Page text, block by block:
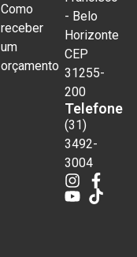
Como
receber
um
orçamento
- Belo
Horizonte
CEP
31255-
200
Telefone
(31)
3492-
3004